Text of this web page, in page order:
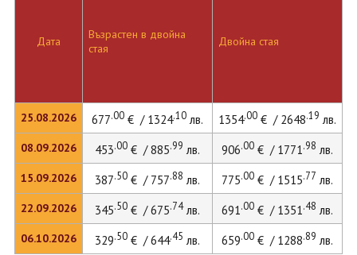
Дата
25.08.2026
08.09.2026
15.09.2026
22.09.2026
06.10.2026
Възрастен в двойна
стая
Двойна стая
677.00€ / 1324.10лв. 1354.00€ / 2648.19 лв.
453.00€ / 885.99 лв. 906.00€ / 1771.98 лв.
387.50€ / 757.88 лв. 775.00€ / 1515.77 лв.
345.50€ / 675.74лв. 691.00€ / 1351.48 лв.
329.50€ / 644.45 лв. 659.00€ / 1288.89 лв.